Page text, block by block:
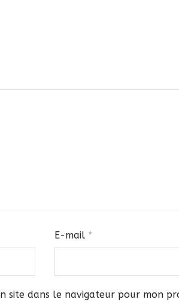
E-mail *
site dans le navigateur pour mon